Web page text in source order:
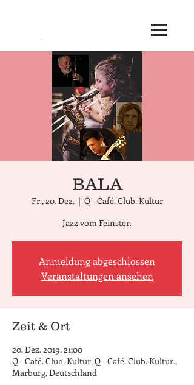
BALA
Fr., 20. Dez.
  |
Q - Café. Club. Kultur
Jazz vom Feinsten
Anmeldung abgeschlossen
Veranstaltungen ansehen
Zeit & Ort
20. Dez. 2019, 21:00
Q - Café. Club. Kultur, Q - Café. Club. Kultur.,
Marburg, Deutschland